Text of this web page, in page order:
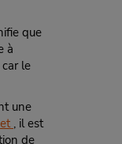
que
à
le
une
, il est
de